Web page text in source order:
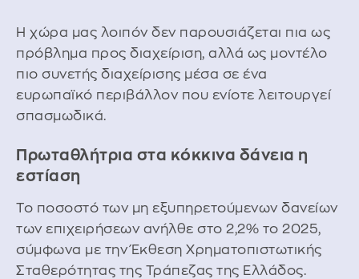
Η χώρα μας λοιπόν δεν παρουσιάζεται πια ως
πρόβλημα προς διαχείριση, αλλά ως μοντέλο
πιο συνετής διαχείρισης μέσα σε ένα
ευρωπαϊκό περιβάλλον που ενίοτε λειτουργεί
σπασμωδικά.
Πρωταθλήτρια στα κόκκινα δάνεια η
εστίαση
Το ποσοστό των μη εξυπηρετούμενων δανείων
των επιχειρήσεων ανήλθε στο 2,2% το 2025,
σύμφωνα με την Έκθεση Χρηματοπιστωτικής
Σταθερότητας της Τράπεζας της Ελλάδος.